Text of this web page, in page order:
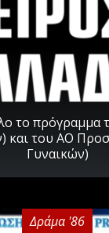
το πρόγραμμα
και του ΑΟ
Γυναικών)
Δράμα '86